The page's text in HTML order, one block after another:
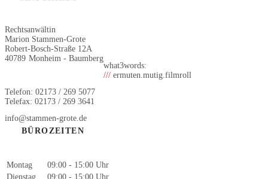
Rechtsanwältin
Marion Stammen-Grote
Robert-Bosch-Straße 12A
40789 Monheim - Baumberg
what3words:
/// ermuten.mutig.filmroll
Telefon: 02173 / 269 5077
Telefax: 02173 / 269 3641
info@stammen-grote.de
BÜROZEITEN
Montag
09:00 - 15:00 Uhr
Dienstag
09:00 - 15:00 Uhr